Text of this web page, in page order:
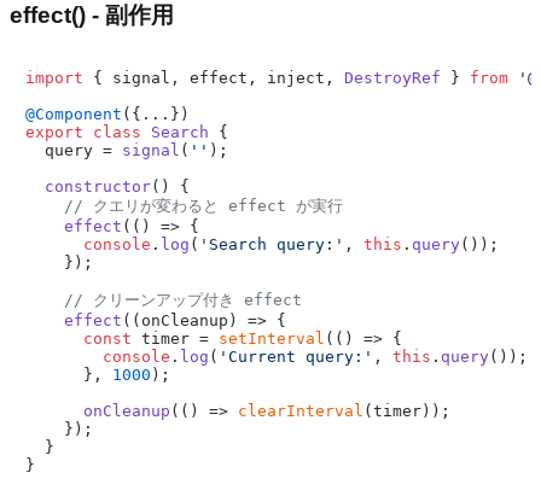
effect() - 副作用
import { signal, effect, inject, DestroyRef } from
@Component
export
class Search {
  query =
signal ( '' );
constructor( ) {
// クエリが変わると effect が実行
effect ( () => {
console . log ( 'Search query:' , this . query());
    });
// クリーンアップ付き effect
effect ( ( onCleanup ) => {
const timer = setInterval ( () => {
console . log ( 'Current query:' , this . query());
      },
1000 );
onCleanup ( () => clearInterval (timer));
    });
  }